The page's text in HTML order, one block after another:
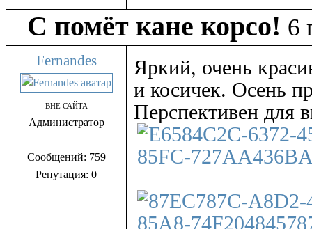
С помёт кане корсо! 6
Fernandes
ВНЕ САЙТА
Администратор
Сообщений: 759
Репутация: 0
Яркий, очень
и косичек. Осень
Перспективен для